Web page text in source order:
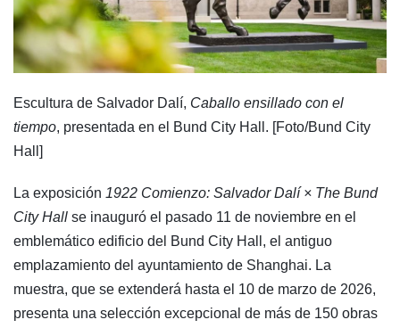
Escultura de Salvador Dalí, Caballo ensillado con el
tiempo, presentada en el Bund City Hall. [Foto/Bund City
Hall]
La exposición 1922 Comienzo: Salvador Dalí × The Bund
City Hall se inauguró el pasado 11 de noviembre en el
emblemático edificio del Bund City Hall, el antiguo
emplazamiento del ayuntamiento de Shanghai. La
muestra, que se extenderá hasta el 10 de marzo de 2026,
presenta una selección excepcional de más de 150 obras